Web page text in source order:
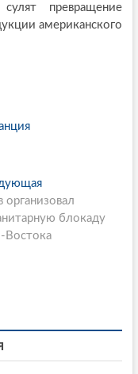
превращение
американского
л
е
д
организовал
блокаду
Востока